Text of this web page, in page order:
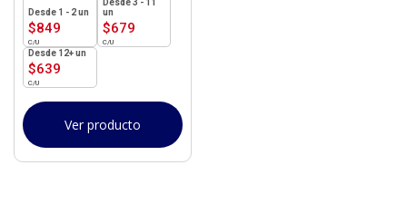
$849
1 - 2un
$679
3 - 11
un
$639
12+ un
Ver producto